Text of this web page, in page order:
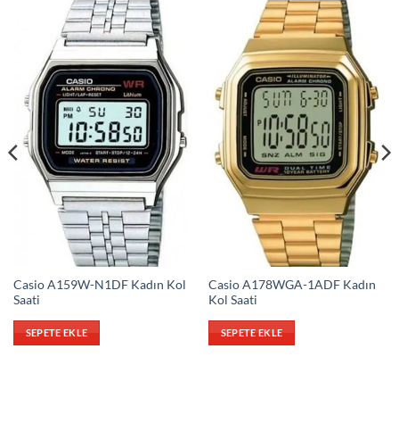
Casio A159W-N1DF Kadın Kol
Saati
SEPETE EKLE
Casio A178WGA-1ADF Kadın
Kol Saati
SEPETE EKLE